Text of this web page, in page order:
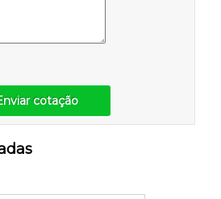
cotação